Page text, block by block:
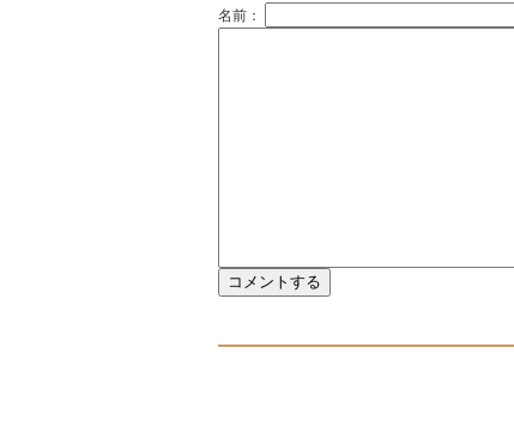
名前：